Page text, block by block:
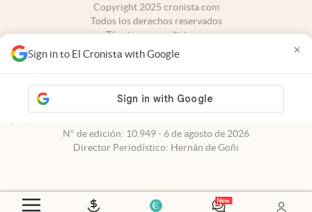
Sign in to El Cronista with Google ×
Copyright 2025 cronista.com
Todos los derechos reservados
Términos y condiciones
Privacidad
Consentimiento
cronista.com
es propiedad de El Cronista Comercial S.A Registro de
N° de edición: 10.949 - 6 de agosto de 2026
Director Periodístico: Hernán de Goñi